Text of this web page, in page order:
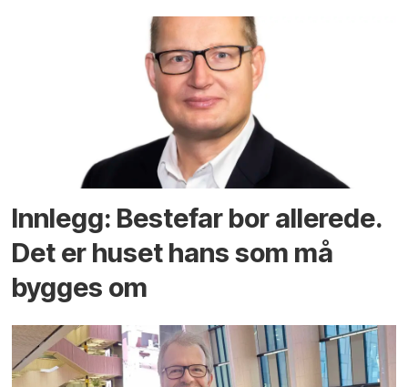
Innlegg: Bestefar bor allerede.
Det er huset hans som må
bygges om